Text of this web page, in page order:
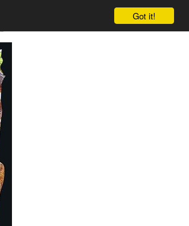
Got it!
Anmelden